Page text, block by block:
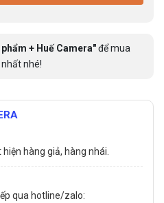
+ Huế Camera"để mua
nhé!
hàng giả, hàng nhái.
qua hotline/zalo: